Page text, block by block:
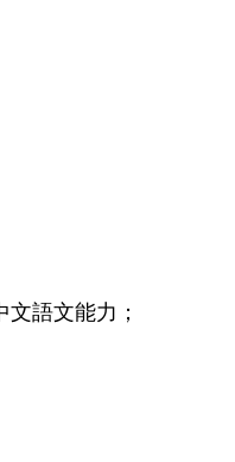
語文能力；